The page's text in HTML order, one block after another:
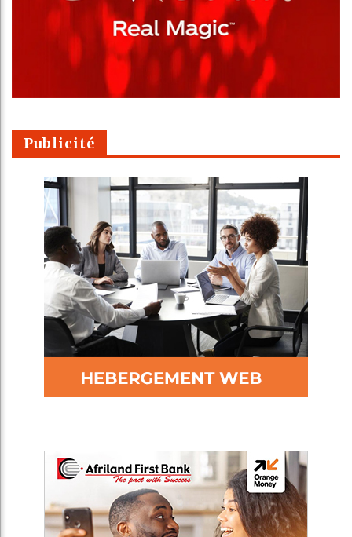
Publicité